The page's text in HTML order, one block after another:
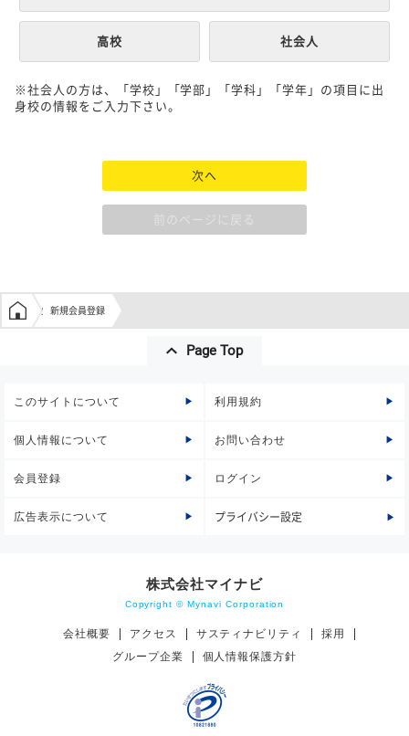
高校 社会人
※社会人の方は、「学校」「学部」「学科」「学年」の項目に出
身校の情報をご入力下さい。
次へ
前のページに戻る
学生の窓口トップ
新規会員登録
Page Top
このサイトについて 利用規約
個人情報について お問い合わせ
会員登録 ログイン
広告表示について プライバシー設定
株式会社マイナビ
Copyright © Mynavi Corporation
会社概要 アクセス サスティナビリティ
採用
グループ企業
個人情報保護方針